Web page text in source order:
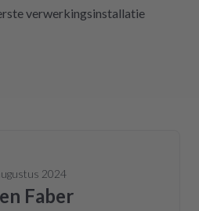
verwerkingsinstallatie
2024
Faber